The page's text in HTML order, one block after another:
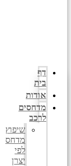
דף
בית
אודות
מדחסים
לרכב
שיפוץ
מדחס
לפי
יצרן